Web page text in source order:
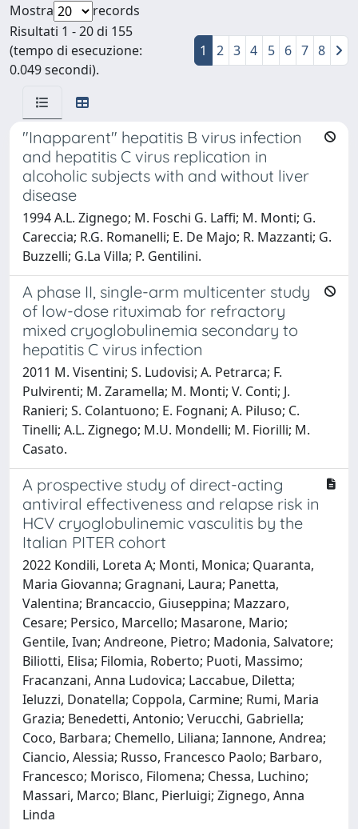
Mostra
records
Risultati 1 - 20 di 155
(tempo di esecuzione:
0.049 secondi).
1 2 3 4 5 6 7 8
"Inapparent" hepatitis B virus infection
and hepatitis C virus replication in
alcoholic subjects with and without liver
disease
1994 A.L. Zignego; M. Foschi G. Laffi; M. Monti; G.
Careccia; R.G. Romanelli; E. De Majo; R. Mazzanti; G.
Buzzelli; G.La Villa; P. Gentilini.
A phase II, single-arm multicenter study
of low-dose rituximab for refractory
mixed cryoglobulinemia secondary to
hepatitis C virus infection
2011 M. Visentini; S. Ludovisi; A. Petrarca; F.
Pulvirenti; M. Zaramella; M. Monti; V. Conti; J.
Ranieri; S. Colantuono; E. Fognani; A. Piluso; C.
Tinelli; A.L. Zignego; M.U. Mondelli; M. Fiorilli; M.
Casato.
A prospective study of direct-acting
antiviral effectiveness and relapse risk in
HCV cryoglobulinemic vasculitis by the
Italian PITER cohort
2022 Kondili, Loreta A; Monti, Monica; Quaranta,
Maria Giovanna; Gragnani, Laura; Panetta,
Valentina; Brancaccio, Giuseppina; Mazzaro,
Cesare; Persico, Marcello; Masarone, Mario;
Gentile, Ivan; Andreone, Pietro; Madonia, Salvatore;
Biliotti, Elisa; Filomia, Roberto; Puoti, Massimo;
Fracanzani, Anna Ludovica; Laccabue, Diletta;
Ieluzzi, Donatella; Coppola, Carmine; Rumi, Maria
Grazia; Benedetti, Antonio; Verucchi, Gabriella;
Coco, Barbara; Chemello, Liliana; Iannone, Andrea;
Ciancio, Alessia; Russo, Francesco Paolo; Barbaro,
Francesco; Morisco, Filomena; Chessa, Luchino;
Massari, Marco; Blanc, Pierluigi; Zignego, Anna
Linda